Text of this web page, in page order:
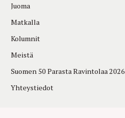
Juoma
Matkalla
Kolumnit
Meistä
Suomen 50 Parasta Ravintolaa 2026
Yhteystiedot